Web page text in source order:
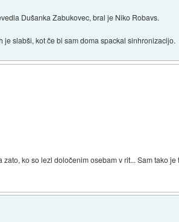
Dušanka Zabukovec, bral je Niko Robavs.
slabši, kot če bi sam doma spackal sinhronizacijo.
ko so lezl določenim osebam v rit... Sam tako